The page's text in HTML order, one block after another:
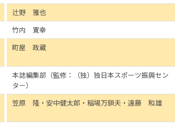
辻野 雅也
竹内 寛幸
町屋 政蔵
本誌編集部（監修：（独）独日本スポーツ振興セン
ター）
笠原 隆・安中健太郎・稲場万鎖夫・遠藤 和雄